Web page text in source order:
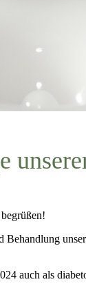
auch als